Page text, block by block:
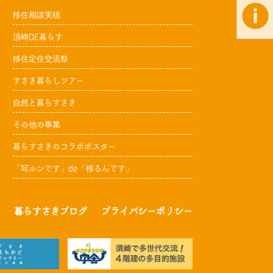
移住相談実績
須崎DE暮らす
移住定住交流祭
すさき暮らしツアー
自然と暮らすさき
その他の事業
暮らすさきのコラボポスター
「写ルンです」de「移るんです」
暮らすさきブログ プライバシーポリシー